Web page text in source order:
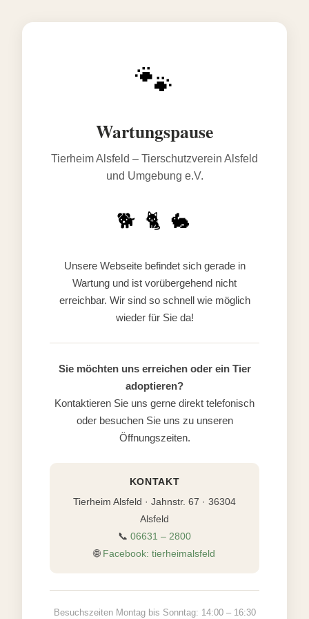
🐾
Wartungspause
Tierheim Alsfeld – Tierschutzverein Alsfeld
und Umgebung e.V.
🐕 🐈 🐇
Unsere Webseite befindet sich gerade in
Wartung und ist vorübergehend nicht
erreichbar. Wir sind so schnell wie möglich
wieder für Sie da!
Sie möchten uns erreichen oder ein Tier
adoptieren?
Kontaktieren Sie uns gerne direkt telefonisch
oder besuchen Sie uns zu unseren
Öffnungszeiten.
KONTAKT
Tierheim Alsfeld · Jahnstr. 67 · 36304
Alsfeld
📞 06631 – 2800
🌐 Facebook: tierheimalsfeld
Besuchszeiten Montag bis Sonntag: 14:00 – 16:30